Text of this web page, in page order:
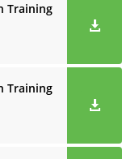
Training
Training